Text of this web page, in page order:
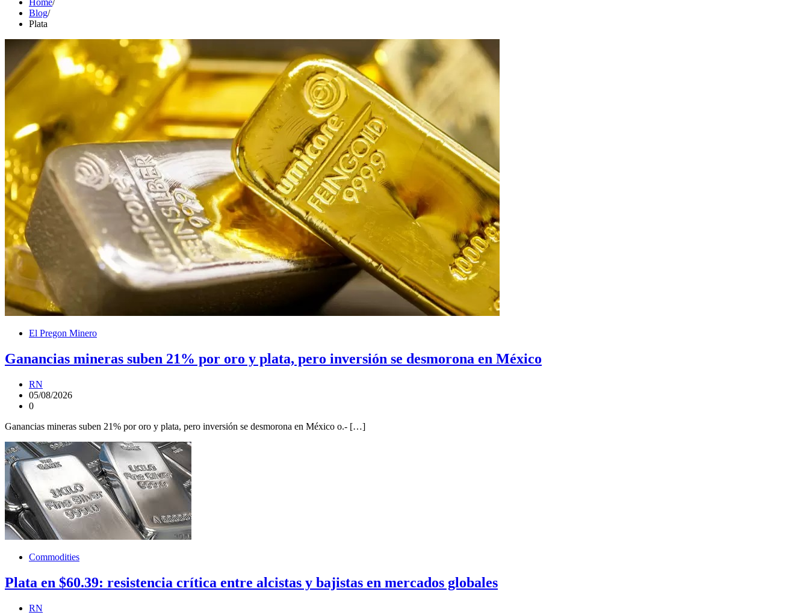
Blog
Plata
El Pregon Minero
Ganancias mineras suben 21% por oro y plata, pero inversión se desmorona en México
RN
05/08/2026
0
Ganancias mineras suben 21% por oro y plata, pero inversión se desmorona en México o.- […]
Commodities
Plata en $60.39: resistencia crítica entre alcistas y bajistas en mercados globales
RN